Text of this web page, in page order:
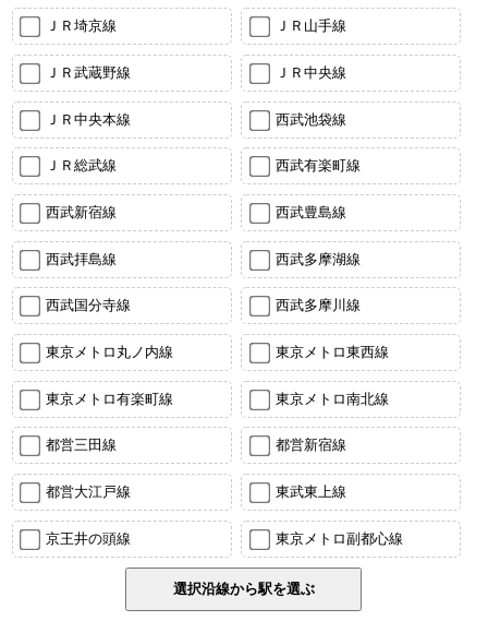
ＪＲ埼京線 ＪＲ山手線
ＪＲ武蔵野線 ＪＲ中央線
ＪＲ中央本線 西武池袋線
ＪＲ総武線 西武有楽町線
西武新宿線 西武豊島線
西武拝島線 西武多摩湖線
西武国分寺線 西武多摩川線
東京メトロ丸ノ内線 東京メトロ東西線
東京メトロ有楽町線 東京メトロ南北線
都営三田線 都営新宿線
都営大江戸線 東武東上線
京王井の頭線 東京メトロ副都心線